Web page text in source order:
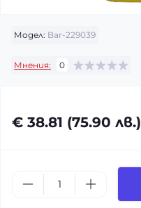
Модел: Bar-229039
Мнения: 0
€ 38.81 (75.90 лв.)